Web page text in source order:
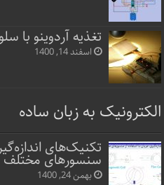
تغذیه آردوینو با
اسفند 14, 1400
الکترونیک به زبان ساده
تکنیک‌های
سنسورهای مختلف
بهمن 24, 1400